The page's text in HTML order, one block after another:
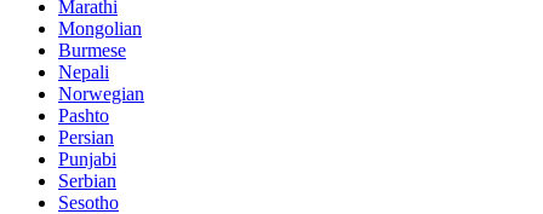
Marathi
Mongolian
Burmese
Nepali
Norwegian
Pashto
Persian
Punjabi
Serbian
Sesotho